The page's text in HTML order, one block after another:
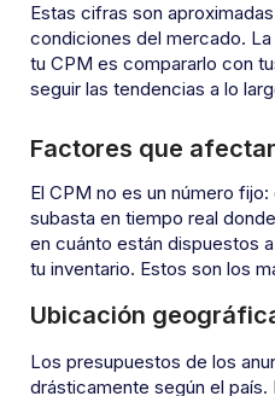
Estas cifras son
condiciones del mercado.
tu CPM es compararlo con
seguir las tendencias a lo
Factores que
El CPM no es un número
subasta en tiempo real
en cuánto están dispuestos
tu inventario. Estos son los
Ubicación
Los presupuestos de los
drásticamente según el país.